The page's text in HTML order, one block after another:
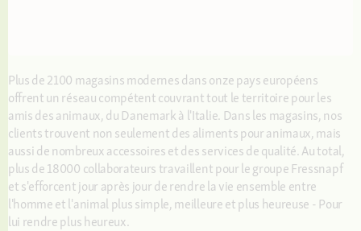
Plus de 2100 magasins modernes dans onze pays européens
offrent un réseau compétent couvrant tout le territoire pour les
amis des animaux, du Danemark à l'Italie. Dans les magasins, nos
clients trouvent non seulement des aliments pour animaux, mais
aussi de nombreux accessoires et des services de qualité. Au total,
plus de 18000 collaborateurs travaillent pour le groupe Fressnapf
et s'efforcent jour après jour de rendre la vie ensemble entre
l'homme et l'animal plus simple, meilleure et plus heureuse - Pour
lui rendre plus heureux.